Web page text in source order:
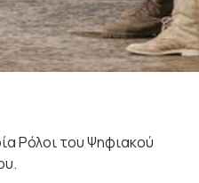
Ρόλοι του Ψηφιακού